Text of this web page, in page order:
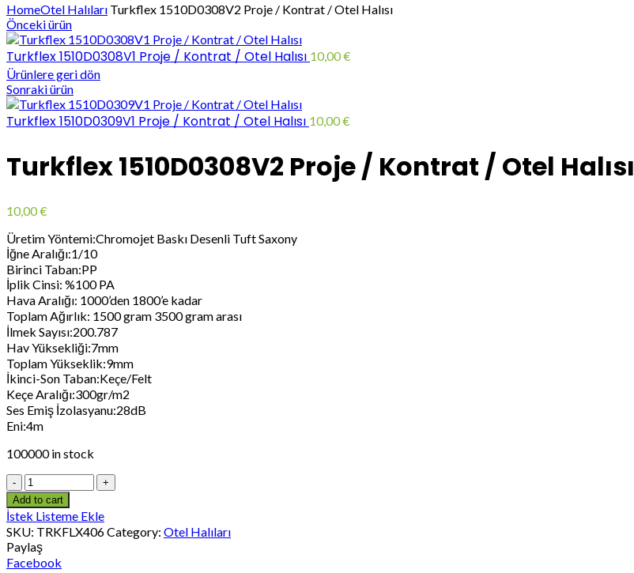
HomeOtel Halıları Turkflex 1510D0308V2 Proje / Kontrat / Otel Halısı
Önceki ürün
Turkflex 1510D0308V1 Proje / Kontrat / Otel Halısı 10,00€
Ürünlere geri dön
Sonraki ürün
Turkflex 1510D0309V1 Proje / Kontrat / Otel Halısı 10,00€
Turkflex 1510D0308V2 Proje / Kontrat / Otel Halısı
10,00€
Üretim Yöntemi:Chromojet Baskı Desenli Tuft Saxony
İğne Aralığı:1/10
Birinci Taban:PP
İplik Cinsi: %100 PA
Hava Aralığı: 1000’den 1800’e kadar
Toplam Ağırlık: 1500 gram 3500 gram arası
İlmek Sayısı:200.787
Hav Yüksekliği:7mm
Toplam Yükseklik:9mm
İkinci-Son Taban:Keçe/Felt
Keçe Aralığı:300gr/m2
Ses Emiş İzolasyanu:28dB
Eni:4m
100000 in stock
Add to cart
İstek Listeme Ekle
SKU: TRKFLX406Category: Otel Halıları
Paylaş
Facebook